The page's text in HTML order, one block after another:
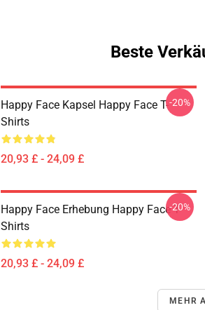
Beste
Happy Face Kapsel Happy Face T-
Shirts
20,93 £ - 24,09 £
-20%
Happy Face Erhebung Happy Face T-
Shirts
20,93 £ - 24,09 £
-20%
MEHR